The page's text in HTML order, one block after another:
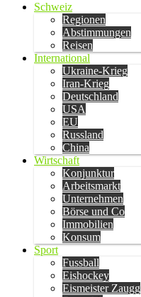
Schweiz
Regionen
Abstimmungen
Reisen
International
Ukraine-Krieg
Iran-Krieg
Deutschland
USA
EU
Russland
China
Wirtschaft
Konjunktur
Arbeitsmarkt
Unternehmen
Börse und Co
Immobilien
Konsum
Sport
Fussball
Eishockey
Eismeister Zaugg